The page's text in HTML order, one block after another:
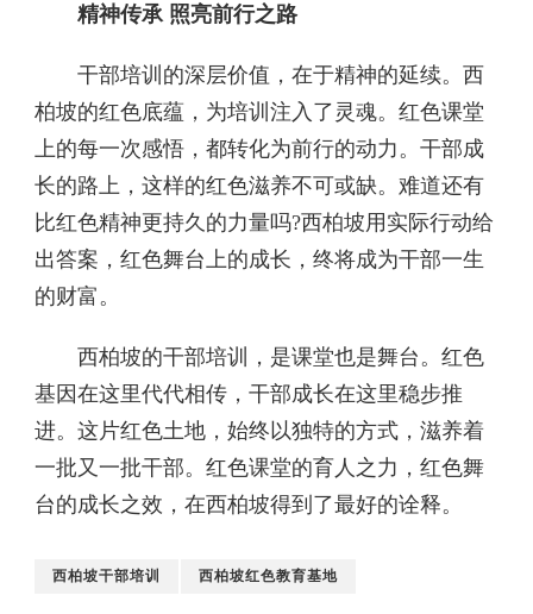
精神传承 照亮前行之路
干部培训的深层价值，在于精神的延续。西
柏坡的红色底蕴，为培训注入了灵魂。红色课堂
上的每一次感悟，都转化为前行的动力。干部成
长的路上，这样的红色滋养不可或缺。难道还有
比红色精神更持久的力量吗?西柏坡用实际行动给
出答案，红色舞台上的成长，终将成为干部一生
的财富。
西柏坡的干部培训，是课堂也是舞台。红色
基因在这里代代相传，干部成长在这里稳步推
进。这片红色土地，始终以独特的方式，滋养着
一批又一批干部。红色课堂的育人之力，红色舞
台的成长之效，在西柏坡得到了最好的诠释。
西柏坡干部培训 西柏坡红色教育基地